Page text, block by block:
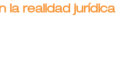
la realidad jurídica